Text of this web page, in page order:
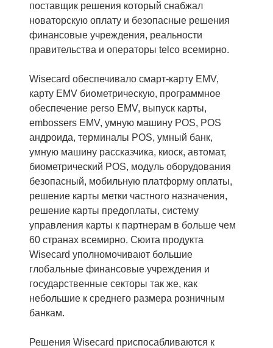
поставщик решения который снабжал
новаторскую оплату и безопасные решения
финансовые учреждения, реальности
правительства и операторы telco всемирно.
Wisecard обеспечивало смарт-карту EMV,
карту EMV биометрическую, программное
обеспечение perso EMV, выпуск карты,
embossers EMV, умную машину POS, POS
андроида, терминалы POS, умный банк,
умную машину рассказчика, киоск, автомат,
биометрический POS, модуль оборудования
безопасный, мобильную платформу оплаты,
решение карты метки частного назначения,
решение карты предоплаты, систему
управления карты к партнерам в больше чем
60 странах всемирно. Сюита продукта
Wisecard уполномочивают большие
глобальные финансовые учреждения и
государственные секторы так же, как
небольшие к среднего размера розничным
банкам.
Решения Wisecard приспосабливаются к